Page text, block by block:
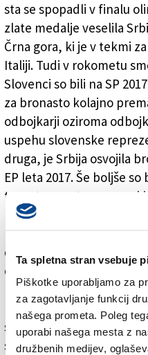
Ta spletna stran vsebuje
Piškotke uporabljamo za
za zagotavljanje funkcij
našega prometa. Poleg
uporabi našega mesta z
družbenih medijev,
sta se spopadli v finalu
zlate medalje veselila
Črna gora, ki je v tekmi
Italiji. Tudi v rokometu
Slovenci so bili na SP
za bronasto kolajno
odbojkarji oziroma
uspehu slovenske
druga, je Srbija osvojila
EP leta 2017. Še boljše
trenutne svetovne
In košarka? Če so uspehi
države kar petkrat
olimpijskih igrah, na
mesta in eno bronasto
košarkarji dokazali, da
s svetovnimi oziroma z
so košarkarski evropski